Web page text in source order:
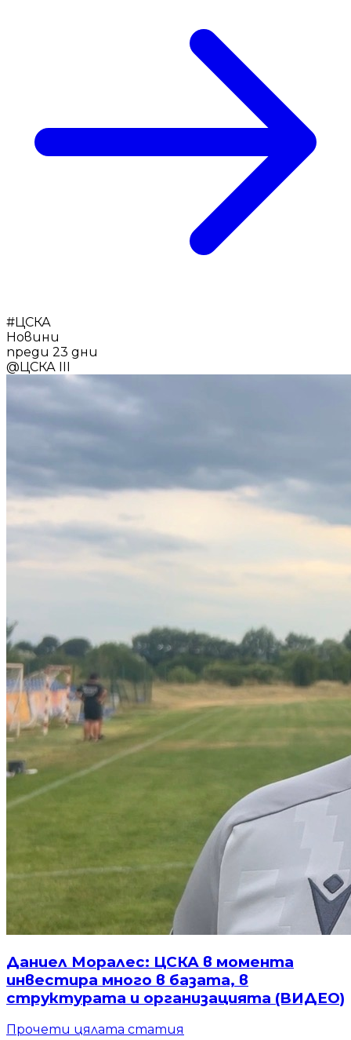
#ЦСКА
Новини
преди 23 дни
@ ЦСКА III
Даниел Моралес: ЦСКА в момента
инвестира много в базата, в
структурата и организацията (ВИДЕО)
Прочети цялата статия